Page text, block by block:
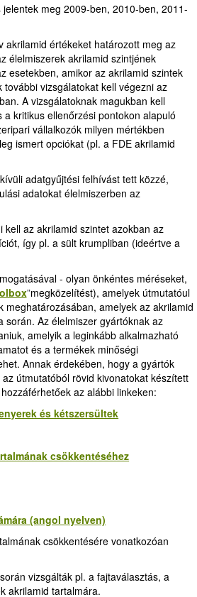
jelentek meg 2009-ben, 2010-ben, 2011-
akrilamid értékeket határozott meg az
élelmiszerek akrilamid szintjének
esetekben, amikor az akrilamid szintek
vizsgálatokat kell végezni az
A vizsgálatoknak magukban kell
kritikus ellenőrzési pontokon alapuló
vállalkozók milyen mértékben
ismert opciókat (pl. a FDE akrilamid
adatgyűjtési felhívást tett közzé,
adatokat élelmiszerben az
az akrilamid szintet azokban az
így pl. a sült krumpliban (ideértve a
- olyan önkéntes méréseket,
”megközelítést), amelyek útmutatóul
amelyek az akrilamid
Az élelmiszer gyártóknak az
amelyik a leginkább alkalmazható
és a termékek minőségi
Annak érdekében, hogy a gyártók
útmutatóból rövid kivonatokat készített
az alábbi linkeken:
és kétszersültek
csökkentéséhez
(angol nyelven)
csökkentésére vonatkozóan
vizsgálták pl. a fajtaválasztás, a
akrilamid tartalmára.